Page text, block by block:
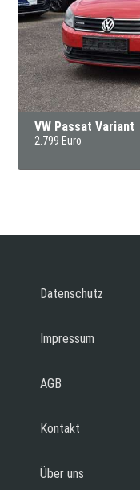
VW Passat Variant
2.799 Euro
Datenschutz
Impressum
AGB
Kontakt
Über uns